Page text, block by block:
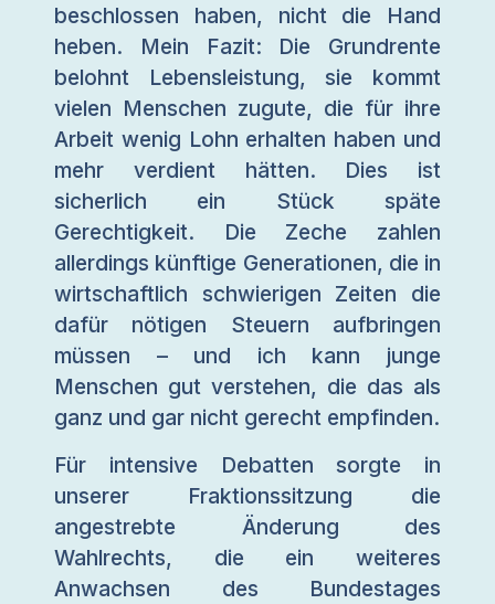
beschlossen haben, nicht die Hand
heben. Mein Fazit: Die Grundrente
belohnt Lebensleistung, sie kommt
vielen Menschen zugute, die für ihre
Arbeit wenig Lohn erhalten haben und
mehr verdient hätten. Dies ist
sicherlich ein Stück späte
Gerechtigkeit. Die Zeche zahlen
allerdings künftige Generationen, die in
wirtschaftlich schwierigen Zeiten die
dafür nötigen Steuern aufbringen
müssen – und ich kann junge
Menschen gut verstehen, die das als
ganz und gar nicht gerecht empfinden.
Für intensive Debatten sorgte in
unserer Fraktionssitzung die
angestrebte Änderung des
Wahlrechts, die ein weiteres
Anwachsen des Bundestages